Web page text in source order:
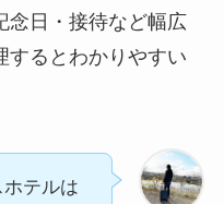
念日・接待など幅広
するとわかりやすい
テルは